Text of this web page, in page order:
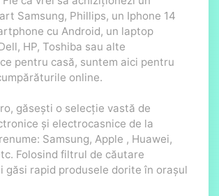
Samsung, Phillips, un Iphone 14
cu Android, un laptop
HP, Toshiba sau alte
pentru casă, suntem aici pentru
online.
găsești o selecție vastă de
și electrocasnice de la
Samsung, Apple , Huawei,
Folosind filtrul de căutare
găsi rapid produsele dorite în orașul